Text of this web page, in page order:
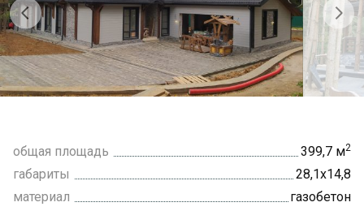
общая площадь 399,7 м2
габариты
28,1х14,8
материал
газобетон